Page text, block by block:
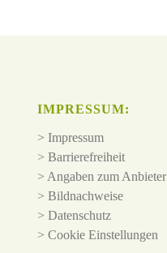
IMPRESSUM:
> Impressum
> Barrierefreiheit
> Angaben zum Anbieter
> Bildnachweise
> Datenschutz
> Cookie Einstellungen